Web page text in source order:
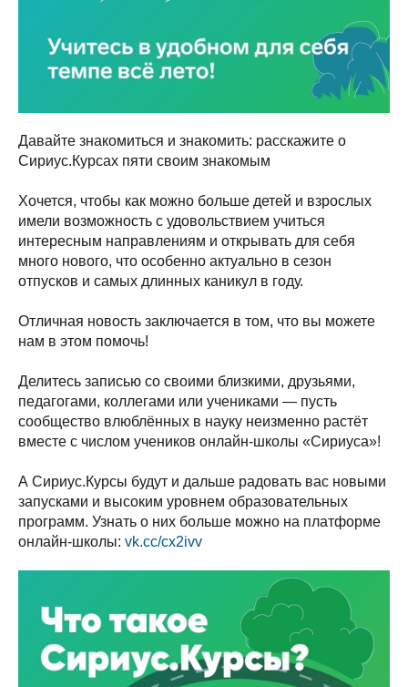
Давайте знакомиться и знакомить: расскажите о
Сириус.Курсах пяти своим знакомым
Хочется, чтобы как можно больше детей и взрослых
имели возможность с удовольствием учиться
интересным направлениям и открывать для себя
много нового, что особенно актуально в сезон
отпусков и самых длинных каникул в году.
Отличная новость заключается в том, что вы можете
нам в этом помочь!
Делитесь записью со своими близкими, друзьями,
педагогами, коллегами или учениками — пусть
сообщество влюблённых в науку неизменно растёт
вместе с числом учеников онлайн-школы «Сириуса»!
А Сириус.Курсы будут и дальше радовать вас новыми
запусками и высоким уровнем образовательных
программ. Узнать о них больше можно на платформе
онлайн-школы: vk.cc/cx2ivv